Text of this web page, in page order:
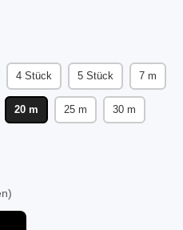
4 Stück 5 Stück 7 m
20 m 25 m 30 m